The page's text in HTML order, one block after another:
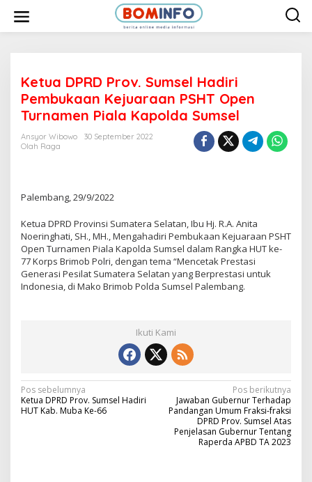
Ketua DPRD Prov. Sumsel Hadiri
Pembukaan Kejuaraan PSHT Open
Turnamen Piala Kapolda Sumsel
Ansyor Wibowo
30 September 2022
Olah Raga
Palembang, 29/9/2022
Ketua DPRD Provinsi Sumatera Selatan, Ibu Hj. R.A. Anita
Noeringhati, SH., MH., Mengahadiri Pembukaan Kejuaraan PSHT
Open Turnamen Piala Kapolda Sumsel dalam Rangka HUT ke-
77 Korps Brimob Polri, dengan tema “Mencetak Prestasi
Generasi Pesilat Sumatera Selatan yang Berprestasi untuk
Indonesia, di Mako Brimob Polda Sumsel Palembang.
Ikuti Kami
N
a
Pos sebelumnya
Ketua DPRD Prov. Sumsel Hadiri
HUT Kab. Muba Ke-66
Pos berikutnya
Jawaban Gubernur Terhadap
Pandangan Umum Fraksi-fraksi
DPRD Prov. Sumsel Atas
Penjelasan Gubernur Tentang
Raperda APBD TA 2023